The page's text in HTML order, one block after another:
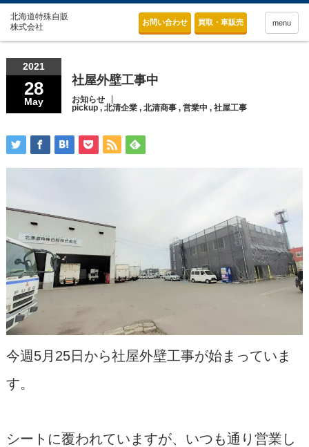
お問い合わせ 買取・車販売 menu
2021
28
May
社屋外壁工事中
お知らせ
pickup, 北清企業, 北清商事, 営業中 , 社屋工事
今週5月25日から社屋外壁工事が始まっていま
す。
シートに覆われていますが、いつも通り営業し